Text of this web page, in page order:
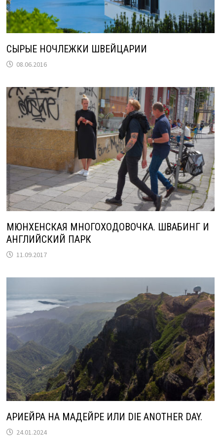
СЫРЫЕ НОЧЛЕЖКИ ШВЕЙЦАРИИ
08.06.2016
МЮНХЕНСКАЯ МНОГОХОДОВОЧКА. ШВАБИНГ И
АНГЛИЙСКИЙ ПАРК
11.09.2017
АРИЕЙРА НА МАДЕЙРЕ ИЛИ DIE ANOTHER DAY.
24.01.2024